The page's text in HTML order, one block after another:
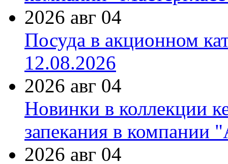
2026 авг 04
Посуда в акционном
12.08.2026
2026 авг 04
Новинки в коллекции
запекания в компании
2026 авг 04